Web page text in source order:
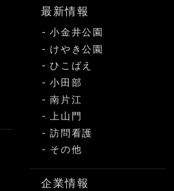
最新情報
小金井公園
けやき公園
ひこばえ
小田部
南片江
上山門
訪問看護
その他
企業情報